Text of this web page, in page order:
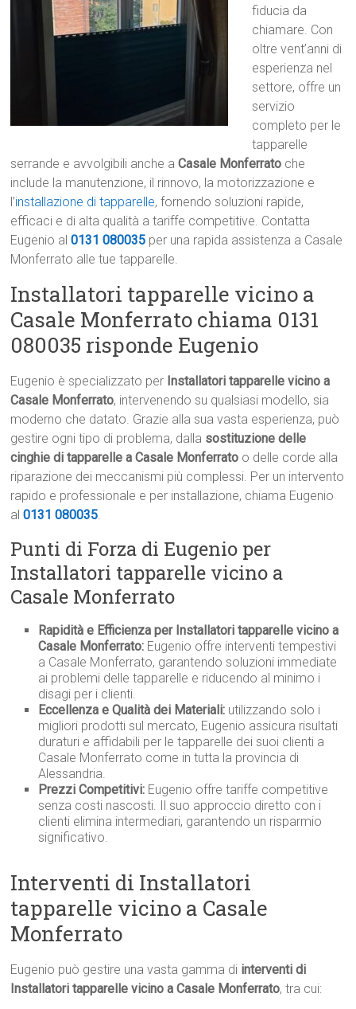
fiducia da
chiamare. Con
oltre vent’anni di
esperienza nel
settore, offre un
servizio
completo per le
tapparelle
serrande e avvolgibili anche aCasale Monferrato che
include la manutenzione, il rinnovo, la motorizzazione e
l’installazione di tapparelle, fornendo soluzioni rapide,
efficaci e di alta qualità a tariffe competitive. Contatta
Eugenio al0131 080035 per una rapida assistenza a Casale
Monferrato alle tue tapparelle.
Installatori tapparelle vicino a
Casale Monferrato chiama 0131
080035 risponde Eugenio
Eugenio è specializzato per Installatori tapparelle vicino a
Casale Monferrato, intervenendo su qualsiasi modello, sia
moderno che datato. Grazie alla sua vasta esperienza, può
gestire ogni tipo di problema, dalla sostituzione delle
cinghie di tapparelle a Casale Monferrato o delle corde alla
riparazione dei meccanismi più complessi. Per un intervento
rapido e professionale e per installazione, chiama Eugenio
al0131 080035.
Punti di Forza di Eugenio per
Installatori tapparelle vicino a
Casale Monferrato
Rapidità e Efficienza per Installatori tapparelle vicino a
Casale Monferrato: Eugenio offre interventi tempestivi
a Casale Monferrato, garantendo soluzioni immediate
ai problemi delle tapparelle e riducendo al minimo i
disagi per i clienti.
Eccellenza e Qualità dei Materiali: utilizzando solo i
migliori prodotti sul mercato, Eugenio assicura risultati
duraturi e affidabili per le tapparelle dei suoi clienti a
Casale Monferrato come in tutta la provincia di
Alessandria.
Prezzi Competitivi: Eugenio offre tariffe competitive
senza costi nascosti. Il suo approccio diretto con i
clienti elimina intermediari, garantendo un risparmio
significativo.
Interventi di Installatori
tapparelle vicino a Casale
Monferrato
Eugenio può gestire una vasta gamma di interventi di
Installatori tapparelle vicino a Casale Monferrato, tra cui: